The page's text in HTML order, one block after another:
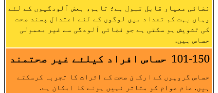
فضائی معیار قابل قبول ہے؛ تاہم، بعض آلودگیوں کے لئے
وہاں بہت کم تعداد میں لوگوں کے لئے اعتدال پسند صحت
کی تشویش ہو سکتی ہے جو فضائی آلودگی سے غیر معمولی
حساس ہیں.
101-150 حساس افراد کیلئے غیر صحتمند
حساس گروپوں کے ارکان صحت کے اثرات کا تجربہ کرسکتے
ہیں. عام عوام کو متاثر نہیں ہونے کا امکان ہے.